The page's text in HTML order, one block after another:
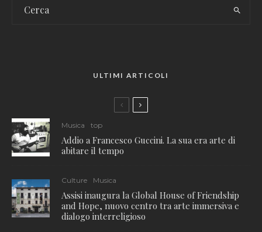
ULTIMI ARTICOLI
Musica top
Addio a Francesco Guccini. La sua era arte di
abitare il tempo
Culture Musica
Assisi inaugura la Global House of Friendship
and Hope, nuovo centro tra arte immersiva e
dialogo interreligioso